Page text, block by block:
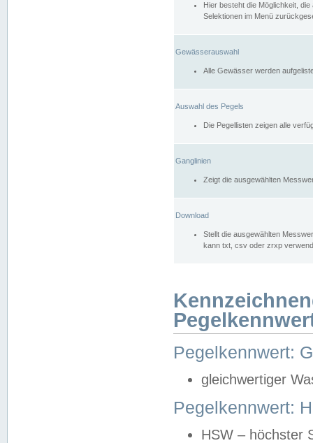
Hier besteht die Möglichkeit,
Selektionen im Menü
Gewässerauswahl
Alle Gewässer werden
Auswahl des Pegels
Die Pegellisten zeigen alle
Ganglinien
Zeigt die ausgewählten
Download
Stellt die ausgewählten
kann txt, csv oder zrxp
Pegelkennwert:
gleichwertiger
Pegelkennwert:
HSW – höchster